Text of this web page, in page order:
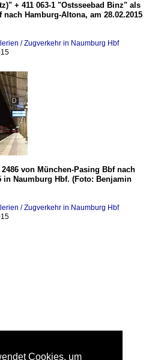
+ 411 063-1 "Ostsseebad Binz" als
nach Hamburg-Altona, am 28.02.2015
/ Zugverkehr in Naumburg Hbf
2486 von München-Pasing Bbf nach
in Naumburg Hbf. (Foto: Benjamin
/ Zugverkehr in Naumburg Hbf
Cookies, um